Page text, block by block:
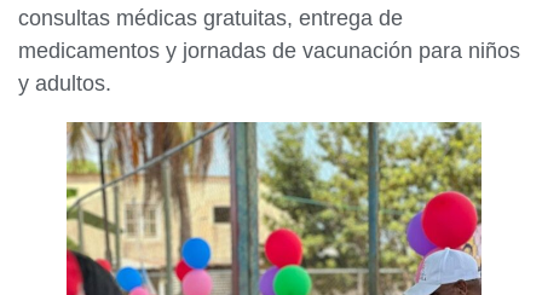
consultas médicas gratuitas, entrega de
medicamentos y jornadas de vacunación para niños
y adultos.